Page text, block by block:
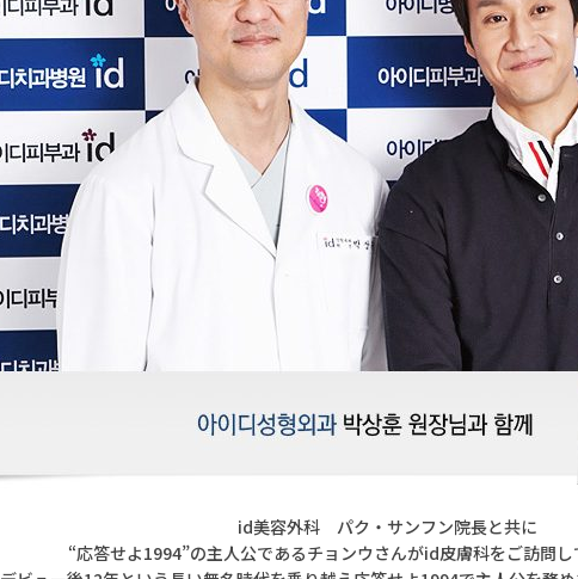
id美容外科 パク・サンフン院長と共に
“応答せよ1994”の主人公であるチョンウさんがid皮膚科をご訪問し